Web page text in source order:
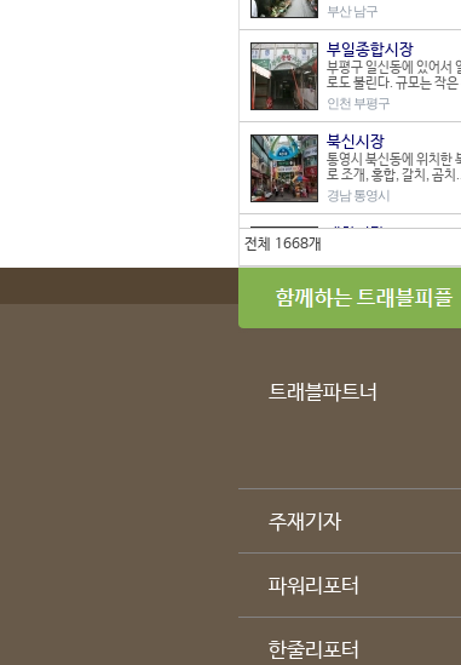
부산 남구
부일종합시장
부평구 일신동에 있어서
로도 불린다. 규모는 작
인천 부평구
북신시장
통영시 북신동에 위치한
로 조개, 홍합, 갈치, 곰치
경남 통영시
매화시장
매화시장은 지금은 그 규
세하지만 1970년대까지
경북 울진군
명동역지하쇼핑센터
매산로 테마거리
212개의 점포로 이루어진
광안리 해수욕장 끝자락
부산 수영구
전체 1668개
트래블파트너
주재기자
파워리포터
한줄리포터